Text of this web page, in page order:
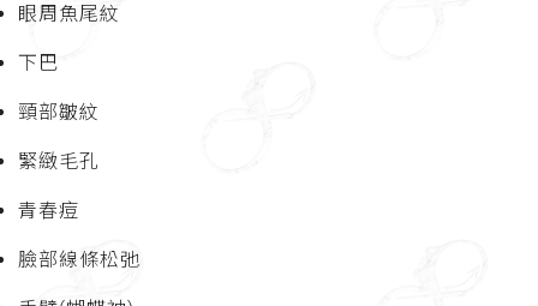
眼周魚尾紋
下巴
頸部皺紋
緊緻毛孔
青春痘
臉部線條松弛